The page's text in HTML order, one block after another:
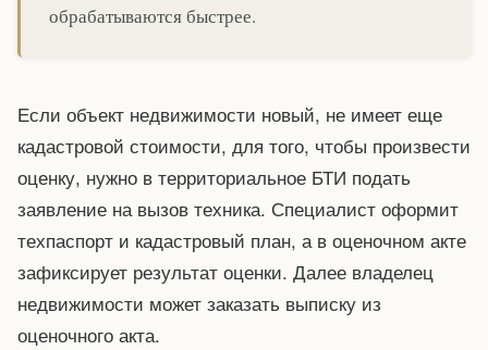
обрабатываются быстрее.
Если объект недвижимости новый, не имеет еще
кадастровой стоимости, для того, чтобы произвести
оценку, нужно в территориальное БТИ подать
заявление на вызов техника. Специалист оформит
техпаспорт и кадастровый план, а в оценочном акте
зафиксирует результат оценки. Далее владелец
недвижимости может заказать выписку из
оценочного акта.